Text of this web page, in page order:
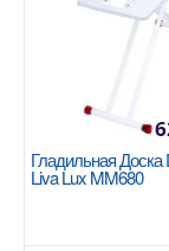
Гладильная Доска
Liva Lux MM680